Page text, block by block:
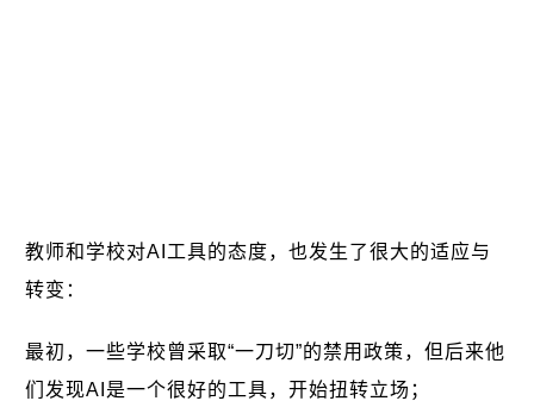
教师和学校对AI工具的态度，也发生了很大的适应与
转变：
最初，一些学校曾采取“一刀切”的禁用政策，但后来他
们发现AI是一个很好的工具，开始扭转立场；